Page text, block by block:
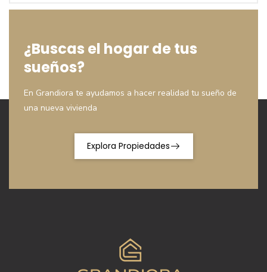
¿Buscas el hogar de tus
sueños?
En Grandiora te ayudamos a hacer realidad tu sueño de
una nueva vivienda
Explora Propiedades